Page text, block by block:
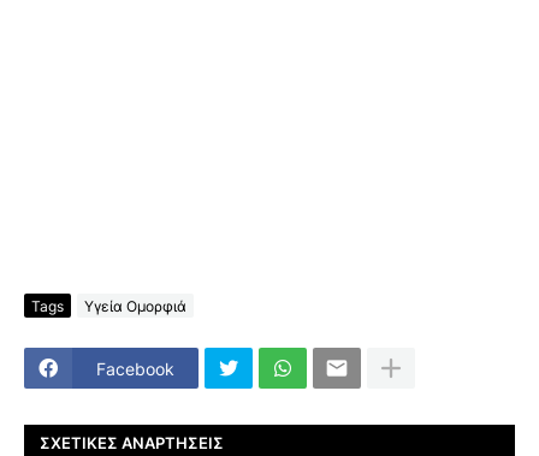
Tags Υγεία Ομορφιά
Facebook
ΣΧΕΤΙΚΈΣ ΑΝΑΡΤΉΣΕΙΣ